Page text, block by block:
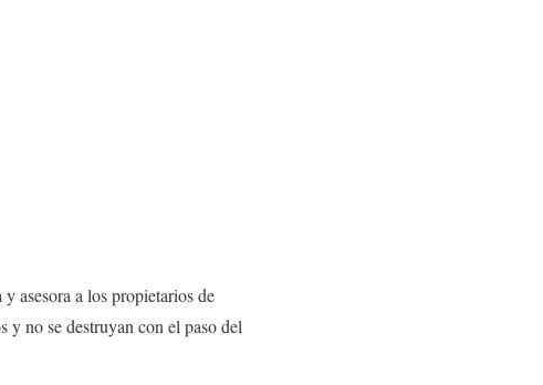
asesora a los propietarios de
y no se destruyan con el paso del